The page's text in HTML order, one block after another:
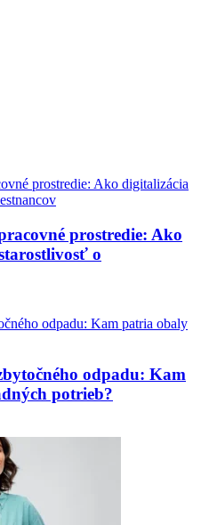
prostredie: Ako
o
odpadu: Kam
potrieb?